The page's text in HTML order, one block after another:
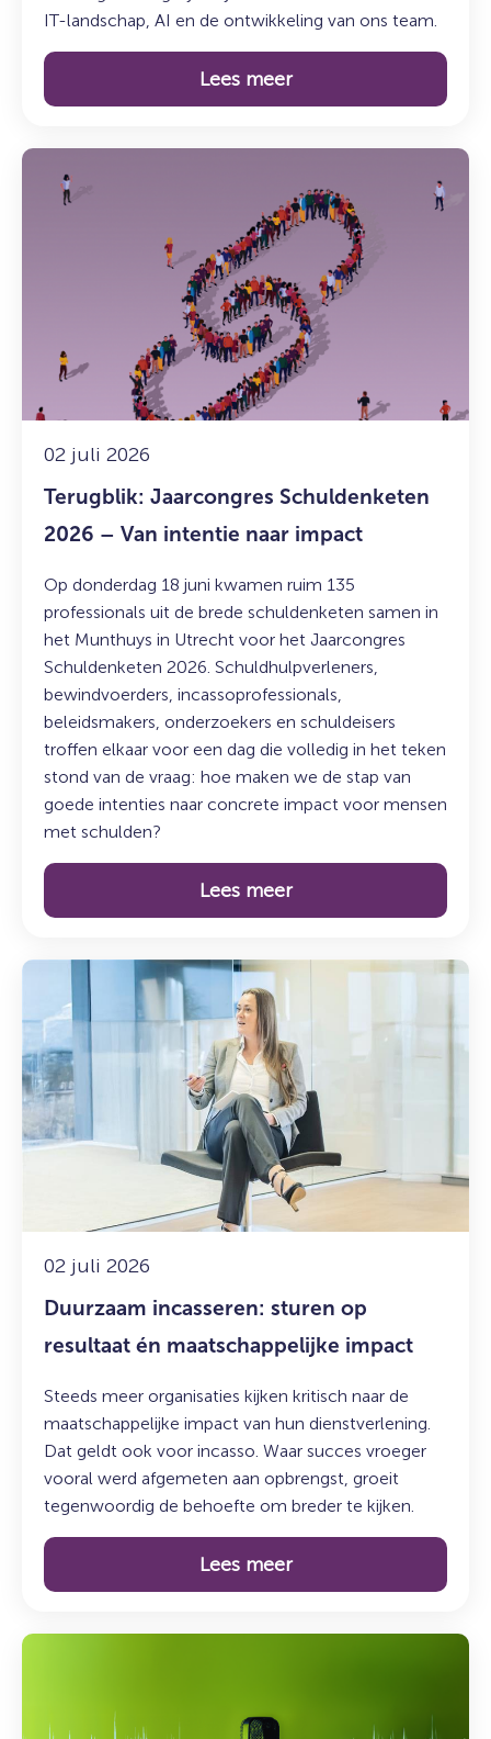
IT-landschap, AI en de ontwikkeling van ons team.
Lees meer
02 juli 2026
Terugblik: Jaarcongres Schuldenketen
2026 – Van intentie naar impact
Op donderdag 18 juni kwamen ruim 135
professionals uit de brede schuldenketen samen in
het Munthuys in Utrecht voor het Jaarcongres
Schuldenketen 2026. Schuldhulpverleners,
bewindvoerders, incassoprofessionals,
beleidsmakers, onderzoekers en schuldeisers
troffen elkaar voor een dag die volledig in het teken
stond van de vraag: hoe maken we de stap van
goede intenties naar concrete impact voor mensen
met schulden?
Lees meer
Lees
meer
naar
impact
02 juli 2026
Duurzaam incasseren: sturen op
resultaat én maatschappelijke impact
Steeds meer organisaties kijken kritisch naar de
maatschappelijke impact van hun dienstverlening.
Dat geldt ook voor incasso. Waar succes vroeger
vooral werd afgemeten aan opbrengst, groeit
tegenwoordig de behoefte om breder te kijken.
Lees meer
Lees
over:
Duurzaam
incasseren:
sturen
op
resultaat
impact
Lees